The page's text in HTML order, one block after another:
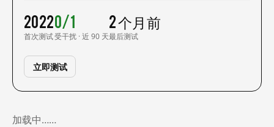
2022
首次测试
0/1
受干扰 · 近 90 天
2 个月前
最后测试
立即测试
加载中……